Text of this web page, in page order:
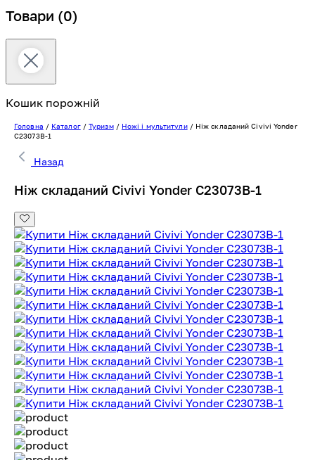
Товари (0)
Кошик порожній
Головна / Каталог/Туризм/ Ножі і мультитули/ Ніж складаний Civivi Yonder
C23073B-1
Назад
Ніж складаний Civivi Yonder C23073B-1